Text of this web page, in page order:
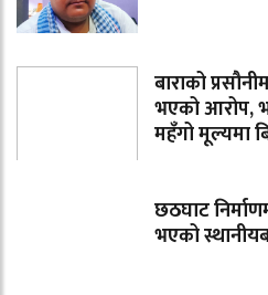
बाराको
भएको आरोप,
महँगो मूल्यमा
छठघाट
भएको